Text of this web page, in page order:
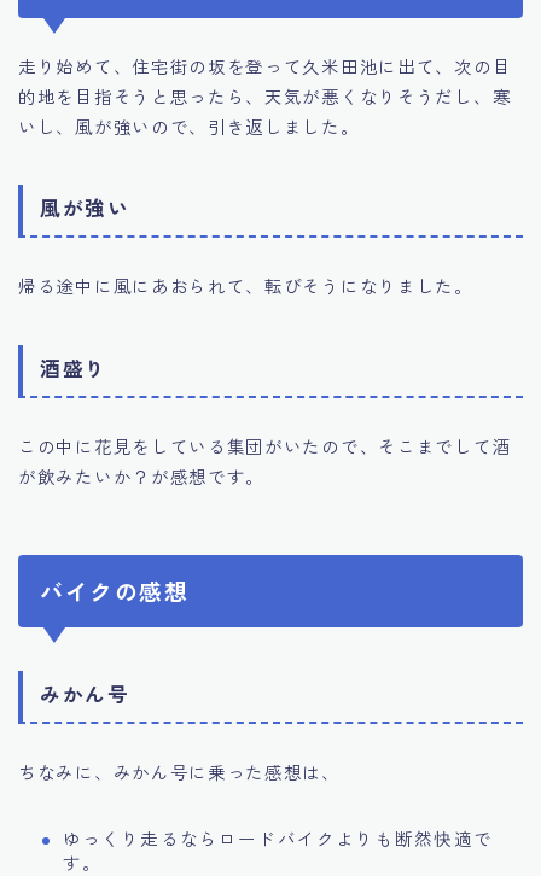
走り始めて、住宅街の坂を登って久米田池に出て、次の目
的地を目指そうと思ったら、天気が悪くなりそうだし、寒
いし、風が強いので、引き返しました。
風が強い
帰る途中に風にあおられて、転びそうになりました。
酒盛り
この中に花見をしている集団がいたので、そこまでして酒
が飲みたいか？が感想です。
バイクの感想
みかん号
ちなみに、みかん号に乗った感想は、
ゆっくり走るならロードバイクよりも断然快適で
す。